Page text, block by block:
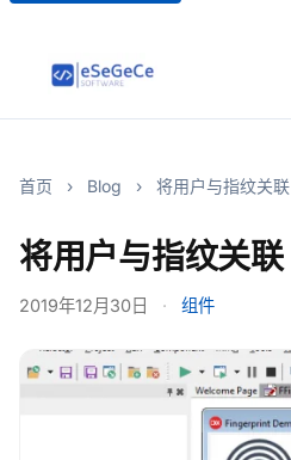
首页 › Blog › 将用户与指纹关联
将用户与指纹关联
2019年12月30日 · 组件